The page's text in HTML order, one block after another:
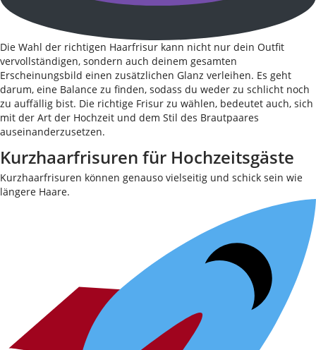
Die Wahl der richtigen Haarfrisur kann nicht nur dein Outfit
vervollständigen, sondern auch deinem gesamten
Erscheinungsbild einen zusätzlichen Glanz verleihen. Es geht
darum, eine Balance zu finden, sodass du weder zu schlicht noch
zu auffällig bist. Die richtige Frisur zu wählen, bedeutet auch, sich
mit der Art der Hochzeit und dem Stil des Brautpaares
auseinanderzusetzen.
Kurzhaarfrisuren für Hochzeitsgäste
Kurzhaarfrisuren können genauso vielseitig und schick sein wie
längere Haare.